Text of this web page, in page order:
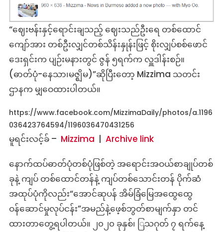
“ဈေးဗန်းနှင့်ရောင်းချသည့် ဈေးသည်ဦးရေ တစ်ထောင်
ကျော်အား တစ်ဦးလျှင်တစ်သိန်းနှုန်းဖြင့် စိုးလျှပ်စစ်ဖောင်
ဒေးရှင်းက ပျဉ်းမနားတွင် ဇွန် ၅ရက်က လှူဒါန်းစဉ်။
(ဓာတ်ပုံ-နေသာ၊မဇ္ဈိမ)”ဆိုပြီးတော့ Mizzima သတင်း
ဌာနက မျှဝေထားပါတယ်။
https://www.facebook.com/MizzimaDaily/photos/a.1196
036423764594/1196036470431256
မူရင်းလင့်ခ် – Mizzima | Archive link
နောက်ထပ်ဓာတ်ပုံတစ်ပုံဖြစ်တဲ့ အရောင်းအဝယ်စာချုပ်တစ်
ခုနဲ့ ကျပ် တစ်ထောင်တန်နဲ့ ကျပ်တစ်သောင်းတန် ပိုက်ဆံ
အထုပ်ပုံကိုလည်း“အောင်ဆုပန် အိမ်ခြံမြေအထွေထွေ
ဝန်ဆောင်မှုလုပ်ငန်း”အမည်နဲ့ဖေ့စ်ဘွတ်စာမျက်နှာ တင်
ထားတာတွေ့ရပါတယ်။ ၂၀၂၀ ခုနှစ်၊ ြသဂုတ် ၇ ရက်နေ့